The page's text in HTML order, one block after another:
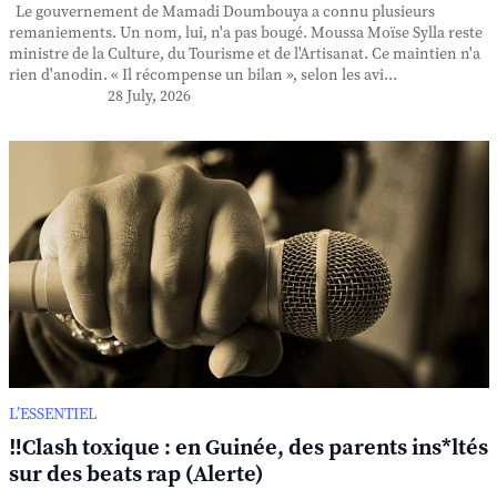
Le gouvernement de Mamadi Doumbouya a connu plusieurs
remaniements. Un nom, lui, n'a pas bougé. Moussa Moïse Sylla reste
ministre de la Culture, du Tourisme et de l'Artisanat. Ce maintien n'a
rien d'anodin. « Il récompense un bilan », selon les avi...
28 July, 2026
L’ESSENTIEL
‼️Clash toxique : en Guinée, des parents ins*ltés
sur des beats rap (Alerte)